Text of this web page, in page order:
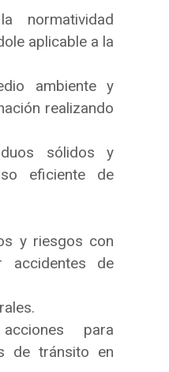
normatividad
aplicable a la
ambiente y
realizando
sólidos y
eficiente de
y riesgos con
accidentes de
para
de tránsito en